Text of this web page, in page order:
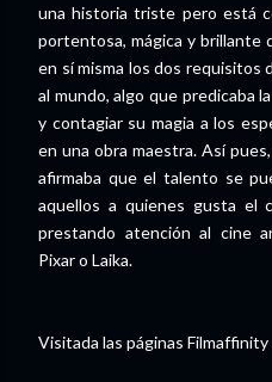
una historia triste pero está
portentosa, mágica y brillante
en sí misma los dos requisitos
al mundo, algo que predicaba la
y contagiar su magia a los
en una obra maestra. Así
afirmaba que el talento se
aquellos a quienes gusta el
prestando atención al cine
Pixar o Laika.
Visitada las páginas Filmaffinity